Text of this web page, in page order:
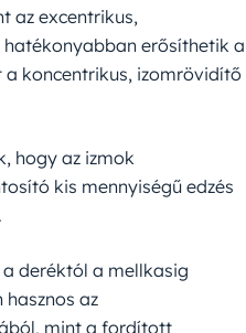
az excentrikus,
erősíthetik a
koncentrikus, izomrövidítő
hogy az izmok
kis mennyiségű edzés
a deréktól a mellkasig
az
mint a fordított